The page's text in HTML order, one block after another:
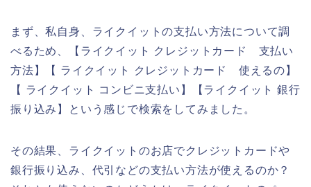
まず、私自身、ライクイットの支払い方法について調
べるため、【ライクイット クレジットカード 支払い
方法】【 ライクイット クレジットカード 使えるの】
【 ライクイット コンビニ支払い】【ライクイット 銀行
振り込み】という感じで検索をしてみました。
その結果、ライクイットのお店でクレジットカードや
銀行振り込み、代引などの支払い方法が使えるのか？